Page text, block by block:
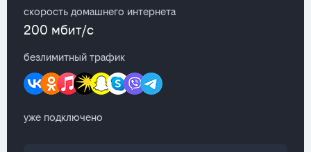
скорость домашнего интернета
200 мбит/с
безлимитный трафик
уже подключено